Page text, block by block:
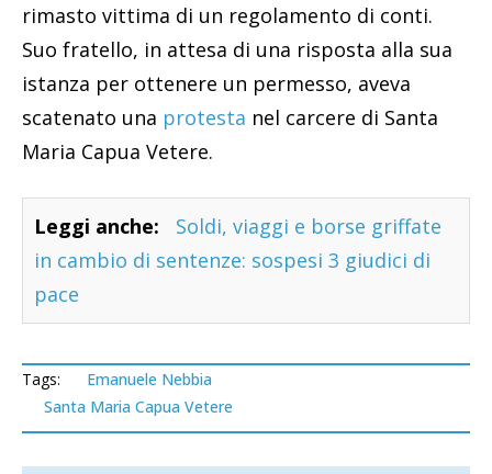
rimasto vittima di un regolamento di conti.
Suo fratello, in attesa di una risposta alla sua
istanza per ottenere un permesso, aveva
scatenato una protesta nel carcere di Santa
Maria Capua Vetere.
Leggi anche:
Soldi, viaggi e borse griffate
in cambio di sentenze: sospesi 3 giudici di
pace
Tags:
Emanuele Nebbia
Santa Maria Capua Vetere